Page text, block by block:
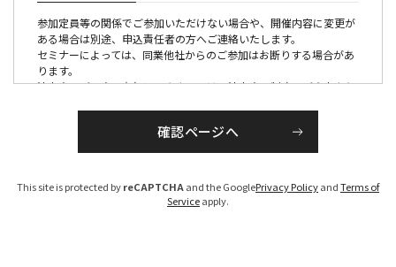
参加定員等の関係でご参加いただけない場合や、開催内容に変更が
ある場合は別途、申込責任者の方へご連絡いたします。
セミナーによっては、同業他社からのご参加はお断りする場合があ
ります。
法人会員ご入会の有無につきましては、法人会員制度のご案内より
【参加証・請求書の発行・発送について】
請求書は、各セミナー、大会ごとに発行のうえ各開催１か月前か
ら、PDFでお届けいたします。
This site is protected byreCAPTCHAand the GooglePrivacy PolicyandTerms of
Serviceapply.